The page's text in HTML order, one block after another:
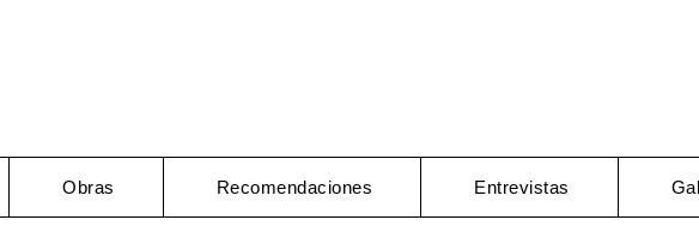
Obras Recomendaciones Entrevistas